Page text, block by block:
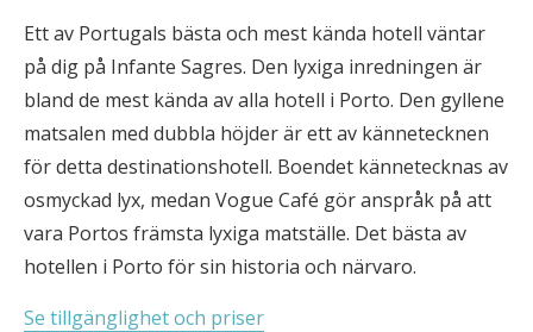
Ett av Portugals bästa och mest kända hotell väntar
på dig på Infante Sagres. Den lyxiga inredningen är
bland de mest kända av alla hotell i Porto. Den gyllene
matsalen med dubbla höjder är ett av kännetecknen
för detta destinationshotell. Boendet kännetecknas av
osmyckad lyx, medan Vogue Café gör anspråk på att
vara Portos främsta lyxiga matställe. Det bästa av
hotellen i Porto för sin historia och närvaro.
Se tillgänglighet och priser